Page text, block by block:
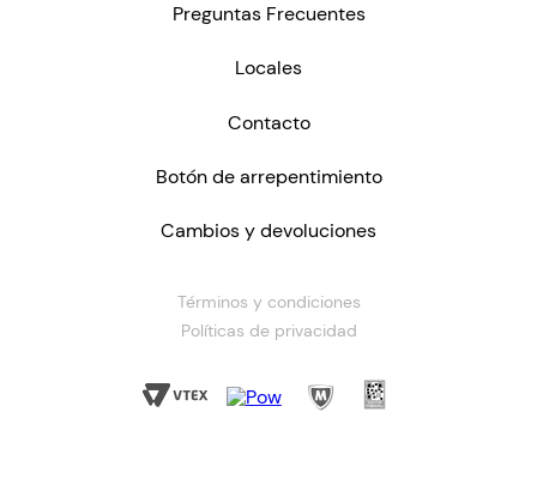
Preguntas Frecuentes
Locales
Contacto
Botón de arrepentimiento
Cambios y devoluciones
Términos y condiciones
Políticas de privacidad